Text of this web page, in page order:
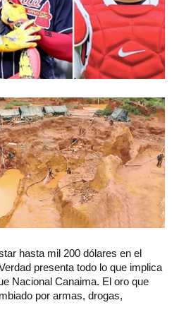
hasta mil 200 dólares en el
presenta todo lo que implica
Nacional Canaima. El oro que
por armas, drogas,